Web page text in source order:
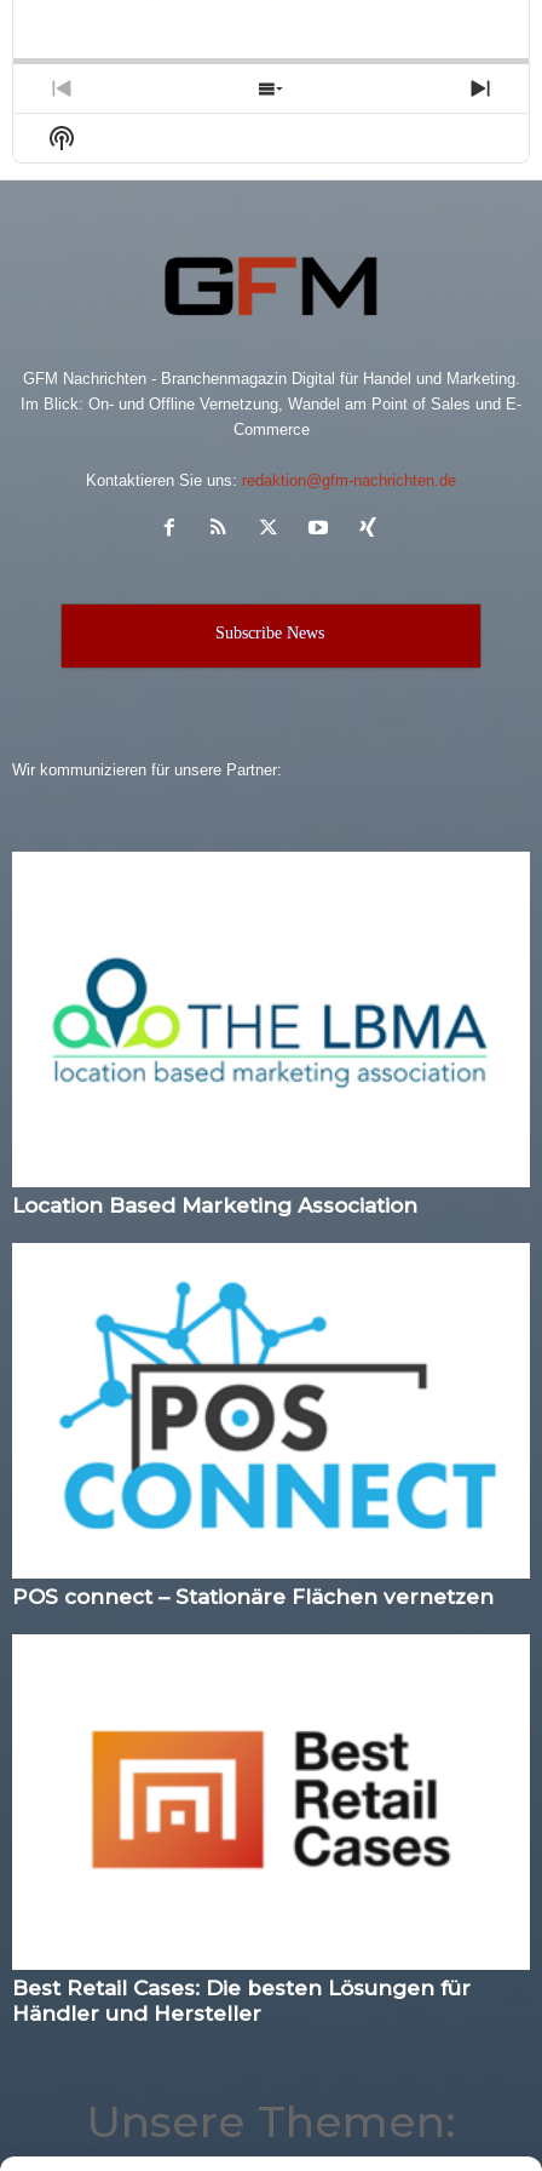
Previous
Episode
Show
Episodes
Next
Show
Podcast
Information
GFM Nachrichten - Branchenmagazin Digital für Handel und Marketing.
Im Blick: On- und Offline Vernetzung, Wandel am Point of Sales und E-
Commerce
Kontaktieren Sie uns: redaktion@gfm-nachrichten.de
Subscribe News
Wir kommunizieren für unsere Partner:
Location Based Marketing Association
POS connect – Stationäre Flächen vernetzen
Best Retail Cases: Die besten Lösungen für
Händler und Hersteller
Unsere Themen: